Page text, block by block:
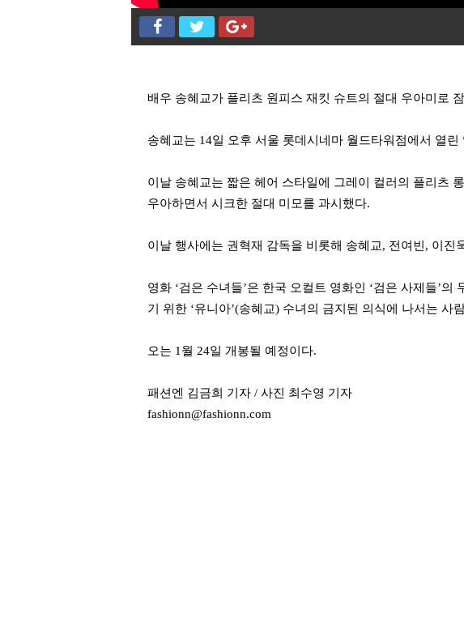
배우 송혜교가 플리츠 원피스 재킷 슈트의 절대 우아미로
송혜교는 14일 오후 서울 롯데시네마 월드타워점에서 열린
이날 송혜교는 짧은 헤어 스타일에 그레이 컬러의 플리츠
우아하면서 시크한 절대 미모를 과시했다.
이날 행사에는 권혁재 감독을 비롯해 송혜교, 전여빈, 이진
영화 ‘검은 수녀들’은 한국 오컬트 영화인 ‘검은 사제들’
기 위한 ‘유니아’(송혜교) 수녀의 금지된 의식에 나서는 사
오는 1월 24일 개봉될 예정이다.
패션엔 김금희 기자 / 사진 최수영 기자
fashionn@fashionn.com